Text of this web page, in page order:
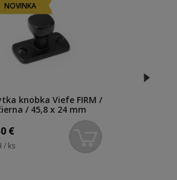
NOVINKA
knobka Viefe FIRM /
/ 45,8 x 24 mm
€
/ ks